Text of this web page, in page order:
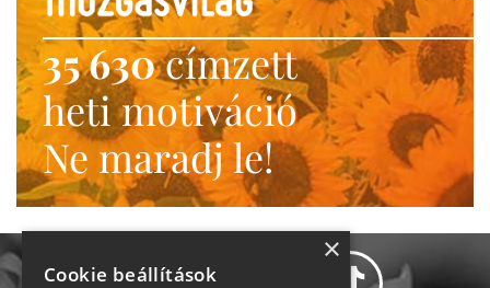
35 630címzett
heti motiváció
Ne maradj le!
×
Cookie beállítások